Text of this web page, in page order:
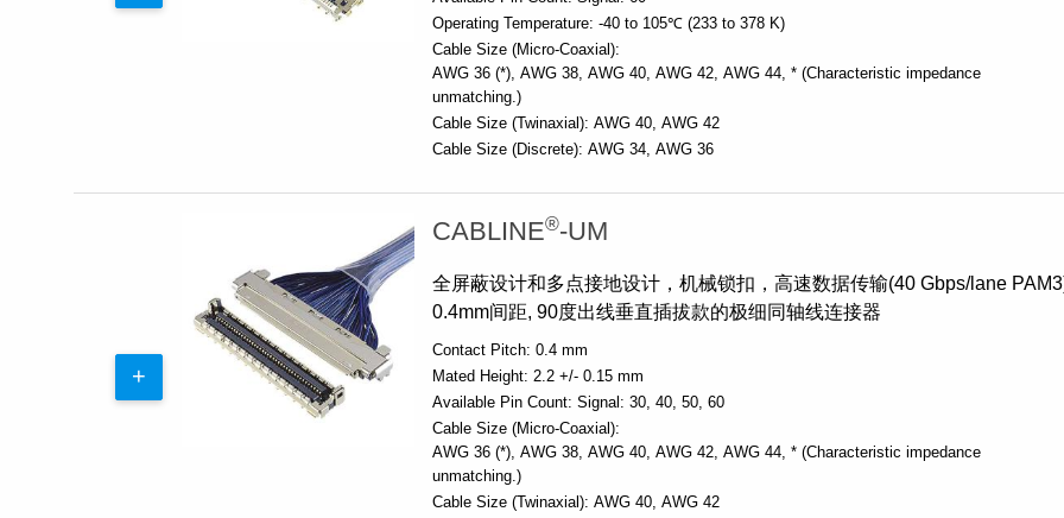
Operating Temperature: -40 to 105℃ (233 to 378 K)
Cable Size (Micro-Coaxial):
AWG 36 (*) AWG 38 AWG 40 AWG 42 AWG 44 * (Characteristic impedance
unmatching.)
Cable Size (Twinaxial): AWG 40 AWG 42
Cable Size (Discrete): AWG 34 AWG 36
CABLINE®-UM
全屏蔽设计和多点接地设计，机械锁扣，高速数据传输(40 Gbps/lane
0.4mm间距, 90度出线垂直插拔款的极细同轴线连接器
Contact Pitch: 0.4 mm
Mated Height: 2.2 +/- 0.15 mm
Available Pin Count: Signal: 30, 40, 50, 60
Cable Size (Micro-Coaxial):
AWG 36 (*) AWG 38 AWG 40 AWG 42 AWG 44 * (Characteristic impedance
unmatching.)
Cable Size (Twinaxial): AWG 40 AWG 42